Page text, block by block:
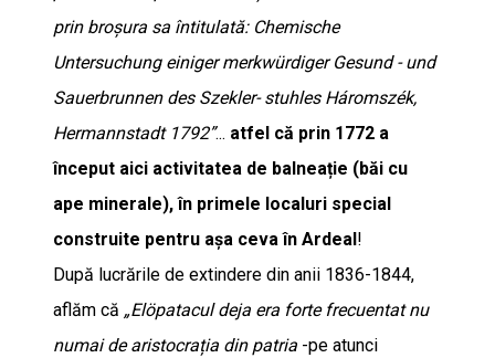
prin broşura sa întitulată: Chemische
Untersuchung einiger merkwürdiger Gesund - und
Sauerbrunnen des Szekler- stuhles Háromszék,
Hermannstadt 1792”... atfel că prin 1772 a
început aici activitatea de balneație (băi cu
ape minerale), în primele localuri special
construite pentru așa ceva în Ardeal!
După lucrările de extindere din anii 1836-1844,
aflăm că „Elöpatacul deja era forte frecuentat nu
numai de aristocrația din patria -pe atunci